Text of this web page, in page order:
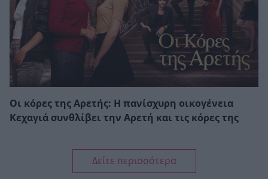
Οι κόρες της Αρετής: Η πανίσχυρη οικογένεια
Κεχαγιά συνθλίβει την Αρετή και τις κόρες της
Δείτε περισσότερα